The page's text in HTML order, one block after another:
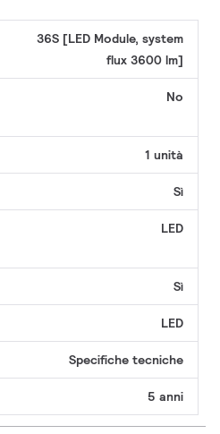
36S [LED Module, system
flux 3600 lm]
No
1 unità
Sì
LED
Sì
LED
Specifiche tecniche
5 anni